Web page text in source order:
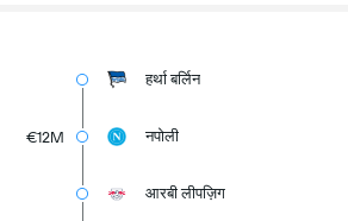
हर्था बर्लिन
€12M नपोली
आरबी लीपज़िग